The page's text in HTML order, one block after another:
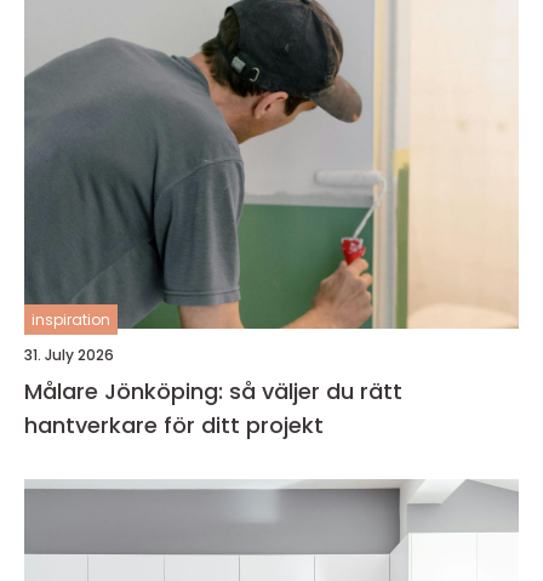
inspiration
31. July 2026
Målare Jönköping: så väljer du rätt
hantverkare för ditt projekt